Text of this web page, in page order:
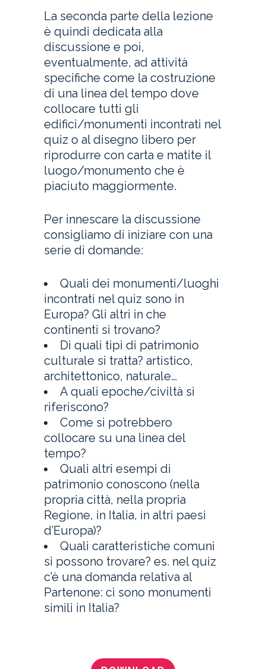
La seconda parte della lezione
è quindi dedicata alla
discussione e poi,
eventualmente, ad attività
specifiche come la costruzione
di una linea del tempo dove
collocare tutti gli
edifici/monumenti incontrati nel
quiz o al disegno libero per
riprodurre con carta e matite il
luogo/monumento che è
piaciuto maggiormente.
Per innescare la discussione
consigliamo di iniziare con una
serie di domande:
Quali dei monumenti/luoghi
incontrati nel quiz sono in
Europa? Gli altri in che
continenti si trovano?
Di quali tipi di patrimonio
culturale si tratta? artistico,
architettonico, naturale…
A quali epoche/civiltà si
riferiscono?
Come si potrebbero
collocare su una linea del
tempo?
Quali altri esempi di
patrimonio conoscono (nella
propria città, nella propria
Regione, in Italia, in altri paesi
d’Europa)?
Quali caratteristiche comuni
si possono trovare? es. nel quiz
c’è una domanda relativa al
Partenone: ci sono monumenti
simili in Italia?